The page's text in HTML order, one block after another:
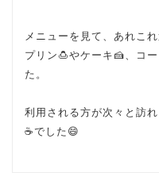
メニューを見て、あれこ
プリン🍮やケーキ🍰、コ
た。
利用される方が次々と訪
☕でした😄